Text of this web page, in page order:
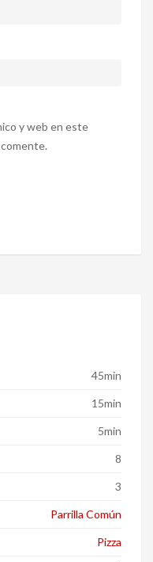
y web en este
45min
15min
5min
8
3
Parrilla Común
Pizza